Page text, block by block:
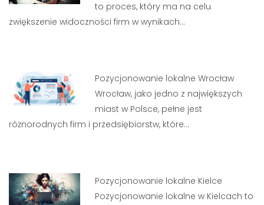
to proces, który ma na celu
zwiększenie widoczności firm w wynikach…
Pozycjonowanie lokalne Wrocław
Wrocław, jako jedno z największych
miast w Polsce, pełne jest
różnorodnych firm i przedsiębiorstw, które…
Pozycjonowanie lokalne Kielce
Pozycjonowanie lokalne w Kielcach to